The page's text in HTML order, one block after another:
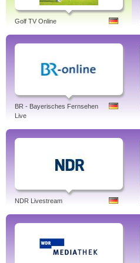
Golf TV Online
BR - Bayerisches Fernsehen
Live
NDR Livestream